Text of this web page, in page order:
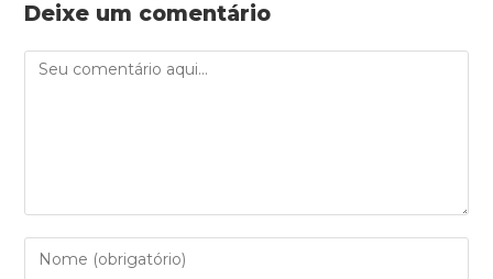
Deixe um comentário